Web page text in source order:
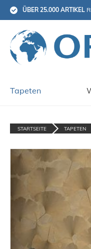
ÜBER 25.000 ARTIKEL
Tapeten
STARTSEITE TAPETEN